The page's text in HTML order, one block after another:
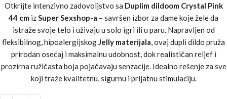
Otkrijte intenzivno zadovoljstvo sa Duplim dildoom Crystal Pink
44 cm izSuper Sexshop-a – savršen izbor za dame koje žele da
istraže svoje telo i uživaju u solo igri ili u paru. Napravljen od
fleksibilnog, hipoalergijskogJelly materijala, ovaj dupli dildo pruža
prirodan osećaj i maksimalnu udobnost, dok realističan reljef i
prozirna ružičasta boja pojačavaju senzacije. Idealno rešenje za sve
koji traže kvalitetnu, sigurnu i prijatnu stimulaciju.